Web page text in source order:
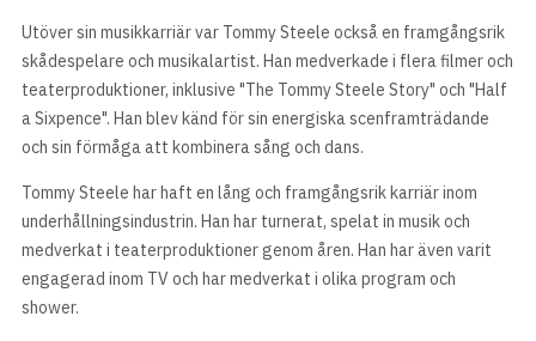
Utöver sin musikkarriär var Tommy Steele också en framgångsrik
skådespelare och musikalartist. Han medverkade i flera filmer och
teaterproduktioner, inklusive "The Tommy Steele Story" och "Half
a Sixpence". Han blev känd för sin energiska scenframträdande
och sin förmåga att kombinera sång och dans.
Tommy Steele har haft en lång och framgångsrik karriär inom
underhållningsindustrin. Han har turnerat, spelat in musik och
medverkat i teaterproduktioner genom åren. Han har även varit
engagerad inom TV och har medverkat i olika program och
shower.